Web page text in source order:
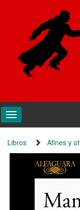
Libros Afines y